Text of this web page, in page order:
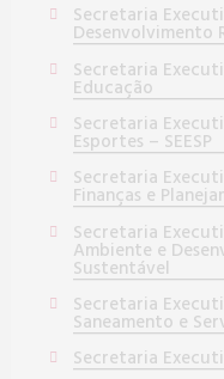
Secretaria
Desenvolvimento
Secretaria
Educação
Secretaria
Esportes – SEESP
Secretaria
Finanças e
Secretaria
Ambiente e
Sustentável
Secretaria
Saneamento e
Secretaria